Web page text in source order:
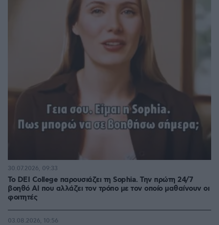
Το DEI College παρουσιάζει τη Sophia. Την πρώτη 24/7
βοηθό AI που αλλάζει τον τρόπο με τον οποίο μαθαίνουν οι
φοιτητές
30.07.2026, 09:33
03.08.2026, 10:56